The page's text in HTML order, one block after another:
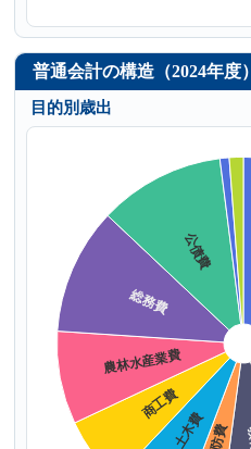
普通会計の構造（2024年度）
目的別歳出